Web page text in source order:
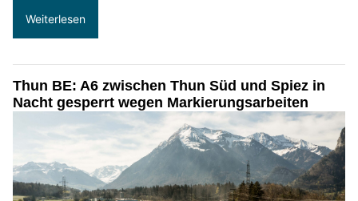
Weiterlesen
Thun BE: A6 zwischen Thun Süd und Spiez in
Nacht gesperrt wegen Markierungsarbeiten